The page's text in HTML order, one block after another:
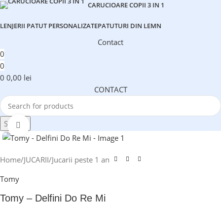
CARUCIOARE COPII 3 IN 1
LENJERII PATUT PERSONALIZATEPATUTURI DIN LEMN
Contact
0
0
0 0,00 lei
CONTACT
Search
Home/JUCARII/Jucarii peste 1 an
Tomy
Tomy – Delfini Do Re Mi